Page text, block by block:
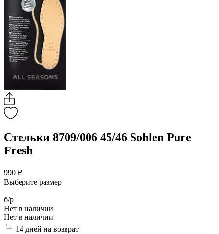
Стельки 8709/006 45/46 Sohlen Pure
Fresh
990 ₽
Выберите размер
б/р
Нет в наличии
Нет в наличии
14 дней на возврат